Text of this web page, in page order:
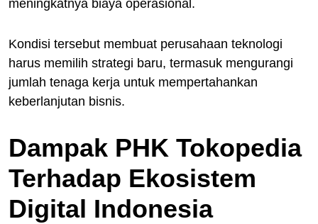
meningkatnya biaya operasional.
Kondisi tersebut membuat perusahaan teknologi
harus memilih strategi baru, termasuk mengurangi
jumlah tenaga kerja untuk mempertahankan
keberlanjutan bisnis.
Dampak PHK Tokopedia
Terhadap Ekosistem
Digital Indonesia